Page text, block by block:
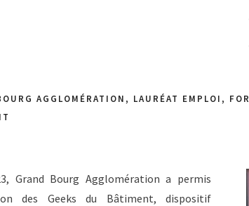
AGGLOMÉRATION, LAURÉAT EMPLOI,
Grand Bourg Agglomération a permis
des Geeks du Bâtiment, dispositif